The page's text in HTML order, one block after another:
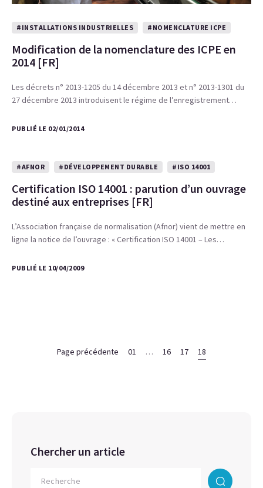
#INSTALLATIONS INDUSTRIELLES #NOMENCLATURE ICPE
Modification de la nomenclature des ICPE en
2014 [FR]
Les décrets n° 2013-1205 du 14 décembre 2013 et n° 2013-1301 du
27 décembre 2013 introduisent le régime de l’enregistrement…
PUBLIÉ LE 02/01/2014
#AFNOR #DÉVELOPPEMENT DURABLE #ISO 14001
Certification ISO 14001 : parution d’un ouvrage
destiné aux entreprises [FR]
L’Association française de normalisation (Afnor) vient de mettre en
ligne la notice de l’ouvrage : « Certification ISO 14001 – Les…
PUBLIÉ LE 10/04/2009
Page précédente 01 … 16 17 18
Chercher un article